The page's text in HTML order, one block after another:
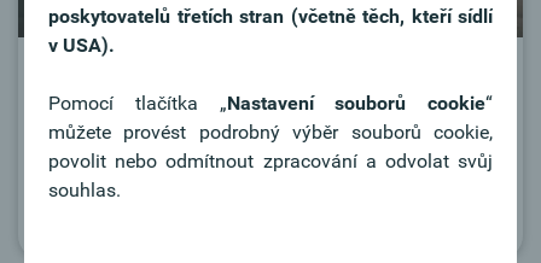
Zjistěte, jaký vklad je pro vás vhodný.
Rádi Vám pomůžeme!
poskytovatelů třetích stran (včetně těch, kteří sídlí
v USA).
Pomocí tlačítka „Nastavení souborů cookie“
můžete provést podrobný výběr souborů cookie,
povolit nebo odmítnout zpracování a odvolat svůj
souhlas.